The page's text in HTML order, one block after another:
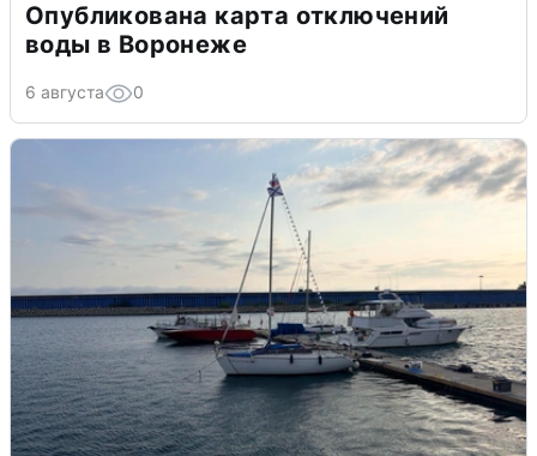
Опубликована карта отключений
воды в Воронеже
6 августа 0